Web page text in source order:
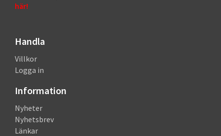
här!
Handla
Villkor
Logga in
Information
Nyheter
Nyhetsbrev
Länkar